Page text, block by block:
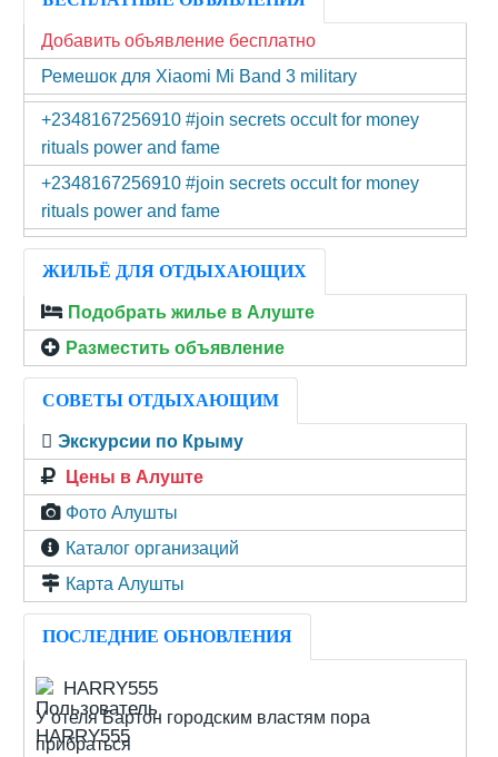
Добавить объявление бесплатно
Ремешок для Xiaomi Mi Band 3 military
+2348167256910 #join secrets occult for money
rituals power and fame
+2348167256910 #join secrets occult for money
rituals power and fame
ЖИЛЬЁ ДЛЯ ОТДЫХАЮЩИХ
Подобрать жилье в Алуште
Разместить объявление
СОВЕТЫ ОТДЫХАЮЩИМ
Экскурсии по Крыму
Цены в Алуште
Фото Алушты
Каталог организаций
Карта Алушты
ПОСЛЕДНИЕ ОБНОВЛЕНИЯ
HARRY555
У отеля Бартон городским властям пора
прибраться